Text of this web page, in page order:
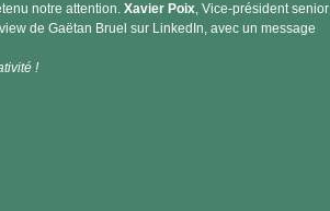
notre attention. Xavier Poix, Vice-président senior
de Gaëtan Bruel sur LinkedIn, avec un message
!